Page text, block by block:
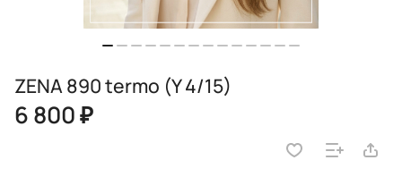
ZENA 890 termo (Y 4/15)
6 800 ₽